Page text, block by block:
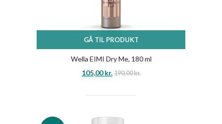
GÅ TIL PRODUKT
Wella EIMI Dry Me, 180 ml
105,00kr. 190,00kr.